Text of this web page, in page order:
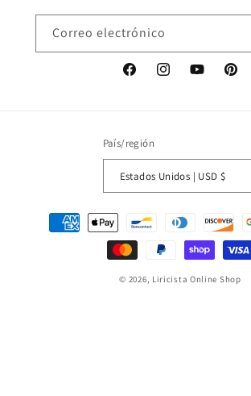
Correo electrónico
FacebookInstagramYouTube
País/región
Estados Unidos | USD $
Formas
© 2026, Liricista Online Shop